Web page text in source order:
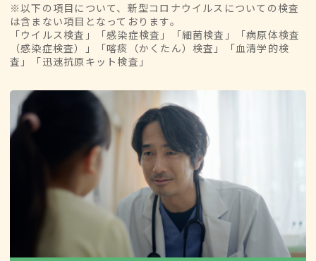
※以下の項目について、新型コロナウイルスについての検査
は含まない項目となっております。
「ウイルス検査」「感染症検査」「細菌検査」「病原体検査
（感染症検査）」「喀痰（かくたん）検査」「血清学的検
査」「迅速抗原キット検査」